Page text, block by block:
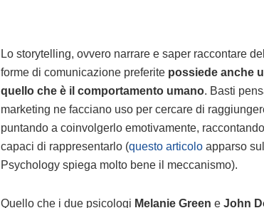
Lo storytelling, ovvero narrare e saper raccontare
forme di comunicazione preferite possiede anche
quello che è il comportamento umano. Basti
marketing ne facciano uso per cercare di
puntando a coinvolgerlo emotivamente,
capaci di rappresentarlo (questo articolo apparso
Psychology spiega molto bene il meccanismo).
Quello che i due psicologi Melanie Green e John